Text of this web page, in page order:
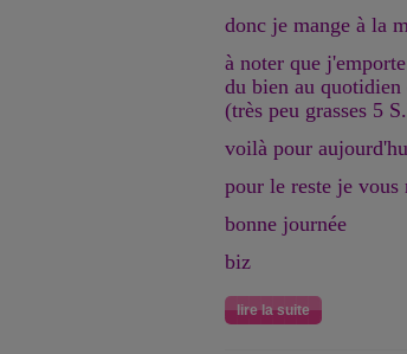
donc je mange à la
à noter que
du bien au quotidien
(très peu grasses 5
voilà pour
pour le reste je
bonne journée
biz
lire la suite